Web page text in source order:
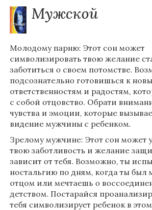
Мужской
Молодому парню: Этот сон может
символизировать твою желание
заботиться о своем потомстве.
подсознательно готовишься к
ответственностям и радостям,
с собой отцовство. Обрати
чувства и эмоции, которые
видение мужчины с ребенком.
Зрелому мужчине: Этот сон может
твою заботливость и желание
зависит от тебя. Возможно, ты
ностальгию по дням, когда ты
отцом или мечтаешь о
детством. Постарайся
тебя символизирует ребенок в